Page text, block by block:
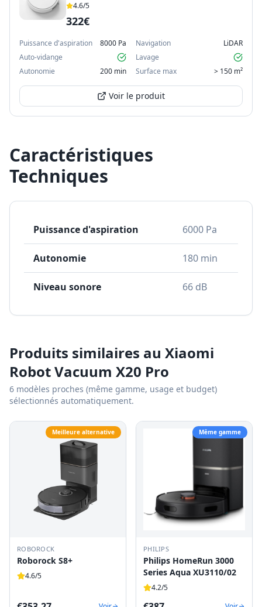
4.6/5
322€
Puissance d'aspiration 8000 Pa Navigation
LiDAR
Auto-vidange
Lavage
Autonomie
200 min Surface max > 150 m²
Voir le produit
Caractéristiques
Techniques
Puissance d'aspiration 6000 Pa
Autonomie 180 min
Niveau sonore 66 dB
Produits similaires au Xiaomi
Robot Vacuum X20 Pro
6 modèles proches (même gamme, usage et budget)
sélectionnés automatiquement.
Meilleure alternative
ROBOROCK
Roborock S8+
4.6/5
Même gamme
PHILIPS
Philips HomeRun 3000
Series Aqua XU3110/02
4.2/5